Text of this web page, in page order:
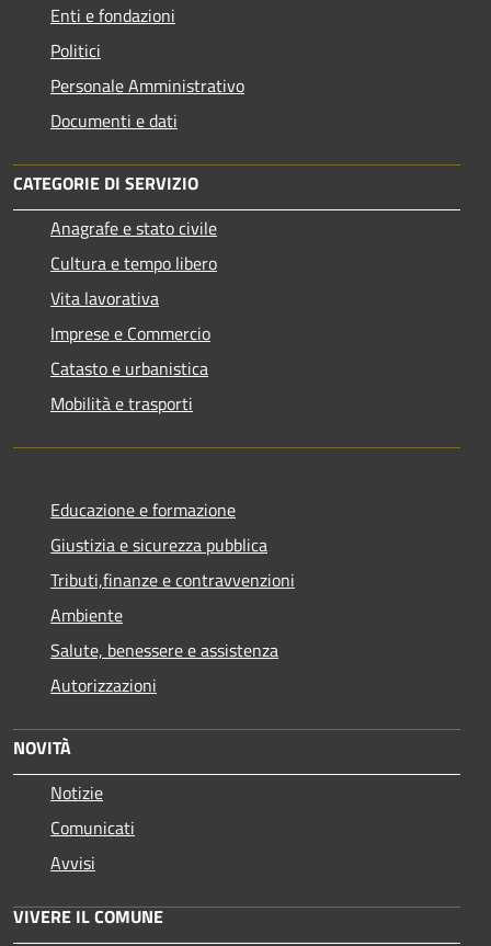
Enti e fondazioni
Politici
Personale Amministrativo
Documenti e dati
CATEGORIE DI SERVIZIO
Anagrafe e stato civile
Cultura e tempo libero
Vita lavorativa
Imprese e Commercio
Catasto e urbanistica
Mobilità e trasporti
Educazione e formazione
Giustizia e sicurezza pubblica
Tributi,finanze e contravvenzioni
Ambiente
Salute, benessere e assistenza
Autorizzazioni
NOVITÀ
Notizie
Comunicati
Avvisi
VIVERE IL COMUNE